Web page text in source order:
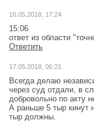
16.05.2018, 17:24
15:06
ответ из области
Ответить
17.05.2018, 06:21
Всегда делаю
через суд отдали, в
добровольно по акту
А раньше 5 тыр кинут
тыр должны.